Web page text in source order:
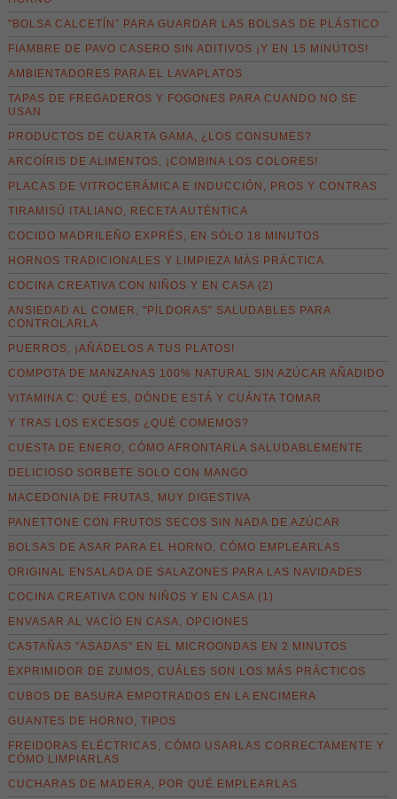
"BOLSA CALCETÍN” PARA GUARDAR LAS BOLSAS DE PLÁSTICO
FIAMBRE DE PAVO CASERO SIN ADITIVOS ¡Y EN 15 MINUTOS!
AMBIENTADORES PARA EL LAVAPLATOS
TAPAS DE FREGADEROS Y FOGONES PARA CUANDO NO SE
USAN
PRODUCTOS DE CUARTA GAMA, ¿LOS CONSUMES?
ARCOÍRIS DE ALIMENTOS, ¡COMBINA LOS COLORES!
PLACAS DE VITROCERÁMICA E INDUCCIÓN, PROS Y CONTRAS
TIRAMISÚ ITALIANO, RECETA AUTÉNTICA
COCIDO MADRILEÑO EXPRÉS, EN SÓLO 18 MINUTOS
HORNOS TRADICIONALES Y LIMPIEZA MÁS PRÁCTICA
COCINA CREATIVA CON NIÑOS Y EN CASA (2)
ANSIEDAD AL COMER, "PÍLDORAS" SALUDABLES PARA
CONTROLARLA
PUERROS, ¡AÑÁDELOS A TUS PLATOS!
COMPOTA DE MANZANAS 100% NATURAL SIN AZÚCAR AÑADIDO
VITAMINA C: QUÉ ES, DÓNDE ESTÁ Y CUÁNTA TOMAR
Y TRAS LOS EXCESOS ¿QUÉ COMEMOS?
CUESTA DE ENERO, CÓMO AFRONTARLA SALUDABLEMENTE
DELICIOSO SORBETE SOLO CON MANGO
MACEDONIA DE FRUTAS, MUY DIGESTIVA
PANETTONE CON FRUTOS SECOS SIN NADA DE AZÚCAR
BOLSAS DE ASAR PARA EL HORNO, CÓMO EMPLEARLAS
ORIGINAL ENSALADA DE SALAZONES PARA LAS NAVIDADES
COCINA CREATIVA CON NIÑOS Y EN CASA (1)
ENVASAR AL VACÍO EN CASA, OPCIONES
CASTAÑAS "ASADAS" EN EL MICROONDAS EN 2 MINUTOS
EXPRIMIDOR DE ZUMOS, CUÁLES SON LOS MÁS PRÁCTICOS
CUBOS DE BASURA EMPOTRADOS EN LA ENCIMERA
GUANTES DE HORNO, TIPOS
FREIDORAS ELÉCTRICAS, CÓMO USARLAS CORRECTAMENTE Y
CÓMO LIMPIARLAS
CUCHARAS DE MADERA, POR QUÉ EMPLEARLAS